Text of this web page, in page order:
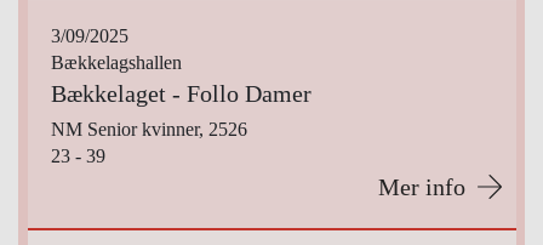
3/09/2025
Bækkelagshallen
Bækkelaget - Follo Damer
NM Senior kvinner, 2526
23 - 39
Mer info